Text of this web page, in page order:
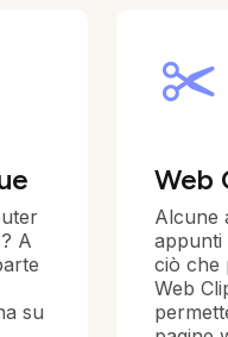
A
su
Web
Alcune
appunti
ciò che
Web